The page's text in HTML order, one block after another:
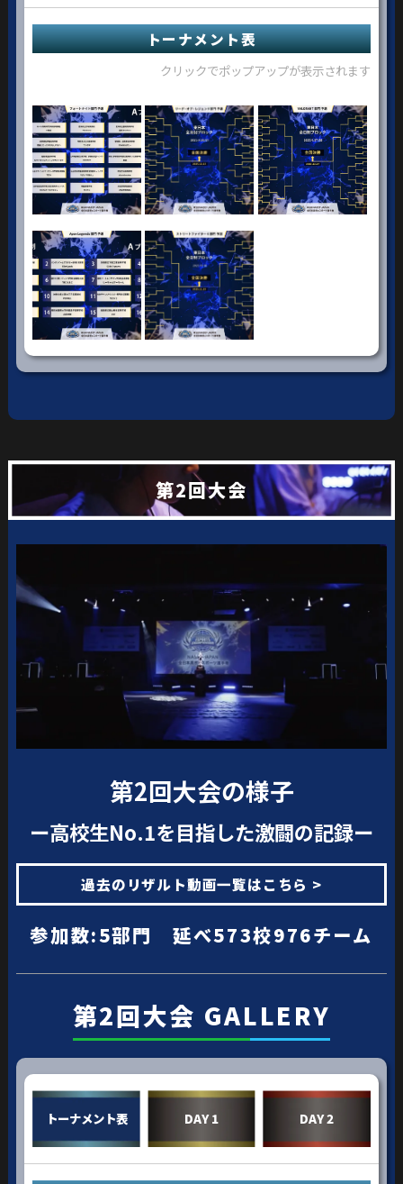
トーナメント表
クリックでポップアップが表示されます
第2回大会
第2回大会の様子
ー高校生No.1を目指した激闘の記録ー
過去のリザルト動画一覧はこちら >
参加数:5部門 延べ573校976チーム
第2回大会 GALLERY
トーナメント表 DAY 1 DAY 2